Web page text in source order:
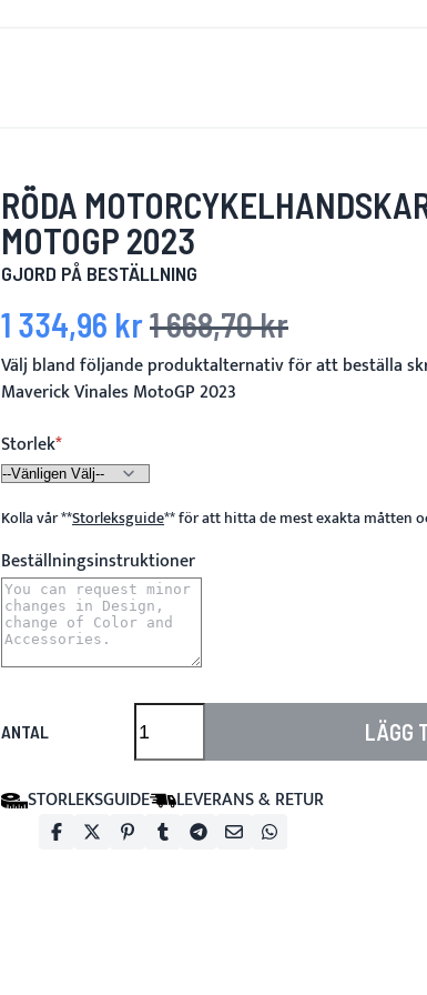
RÖDA
MOTOGP 2023
GJORD PÅ BESTÄLLNING
Specialpris
1 334,96 kr Ordinarie pris
1 668,70 kr
Välj bland följande produktalternativ för att beställa
Maverick Vinales MotoGP 2023
Storlek
Kolla vår**Storleksguide**för att hitta de mest exakta måtten
Beställningsinstruktioner
ANTAL LÄGG
STORLEKSGUIDE LEVERANS & RETUR